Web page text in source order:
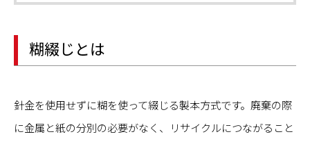
糊綴じとは
針金を使用せずに糊を使って綴じる製本方式です。廃棄の際
に金属と紙の分別の必要がなく、リサイクルにつながること